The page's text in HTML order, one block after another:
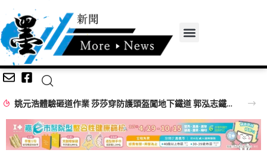
姚元浩體驗砸道作業 莎莎穿防護頭盔闖地下鐵道 郭泓志鐵道員帥氣登場